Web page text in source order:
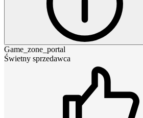
Game_zone_portal
Świetny sprzedawca